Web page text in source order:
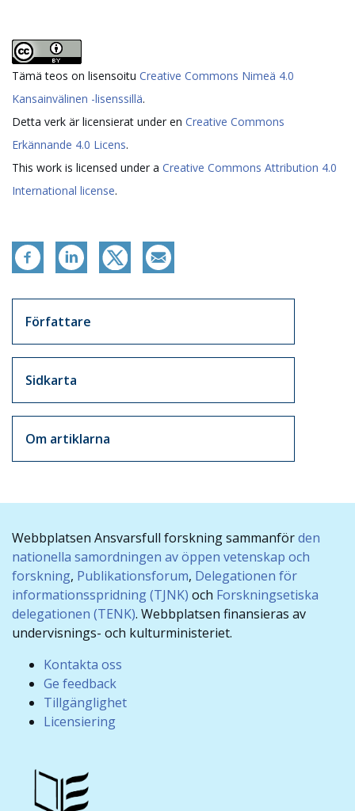
Tämä teos on lisensoitu Creative Commons Nimeä 4.0
Kansainvälinen -lisenssillä.
Detta verk är licensierat under en Creative Commons
Erkännande 4.0 Licens.
This work is licensed under a Creative Commons Attribution 4.0
International license.
Författare
Sidkarta
Om artiklarna
Webbplatsen Ansvarsfull forskning sammanförden
nationella samordningen av öppen vetenskap och
forskning, Publikationsforum, Delegationen för
informationsspridning (TJNK) och Forskningsetiska
delegationen (TENK). Webbplatsen finansieras av
undervisnings- och kulturministeriet.
Kontakta oss
Ge feedback
Tillgänglighet
Licensiering